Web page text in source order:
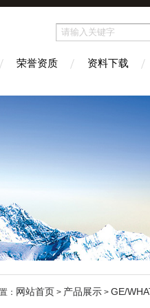
荣誉资质 资料下载
： 网站首页 > 产品展示 > GE/